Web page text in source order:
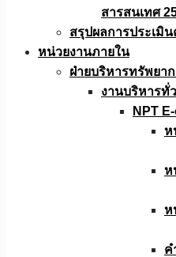
สารสนเทศ
สรุปผลการประเมิ
หน่วยงานภายใน
ฝ่ายบริหารทรัพยา
งานบริหารทั่
NPT
ห
ห
ห
ค